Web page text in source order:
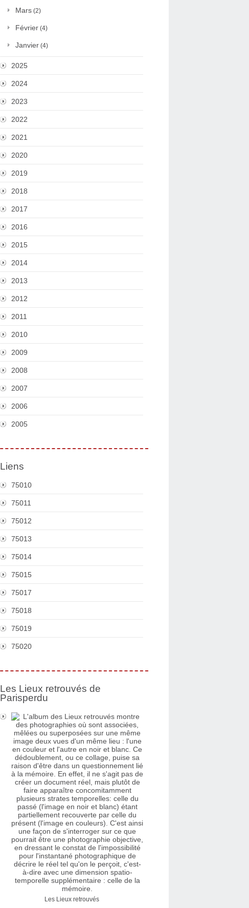
Mars (2)
Février (4)
Janvier (4)
2025
2024
2023
2022
2021
2020
2019
2018
2017
2016
2015
2014
2013
2012
2011
2010
2009
2008
2007
2006
2005
Liens
75010
75011
75012
75013
75014
75015
75017
75018
75019
75020
Les Lieux retrouvés de
Parisperdu
Les Lieux retrouvés